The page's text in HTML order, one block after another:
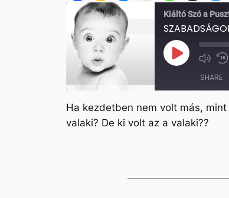
Kiáltó Szó a
Play
Episode Mute/
SHARE
SHARE
Ha kezdetben nem volt más,
valaki? De ki volt az a valaki??